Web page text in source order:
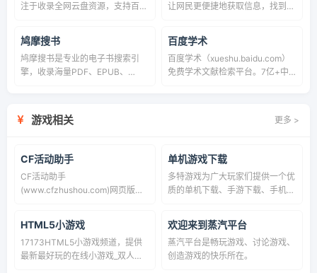
注于收录全网云盘资源，支持百度
云盘等网盘资源的全文检索。 实
时更新，海量资源。您想要的这里
都有！
让网民更便捷地获取信息，找到所
库，可以瞬间找到相关的搜索结
果。
鸠摩搜书
鸠摩搜书是专业的电子书搜索引
擎，收录海量PDF、EPUB、
到想要的中文图书、英文原版及各
类学习资料。
百度学术
百度学术（xueshu.baidu.com）
免费学术文献检索平台。7亿+中
游戏相关 更多 >
CF活动助手
CF活动助手
(www.cfzhushou.com)网页版在
费的CF/CFHD/逆战活动一键领取
活动助手!并有苹果版安卓版手机
版!使用超1亿次!快来官方网站下载
最新版本体验吧
单机游戏下载
多特游戏为广大玩家们提供一个优
质的单机下载、手游下载、手机
自己喜欢的游戏与手机app，提供
全新实用的游戏攻略，最权威的游
戏排行榜、手机实用的装机app。
HTML5小游戏
17173HTML5小游戏频道，提供
最新最好玩的在线小游戏_双人小
欢迎来到蒸汽平台
蒸汽平台是畅玩游戏、讨论游戏、
创造游戏的快乐所在。